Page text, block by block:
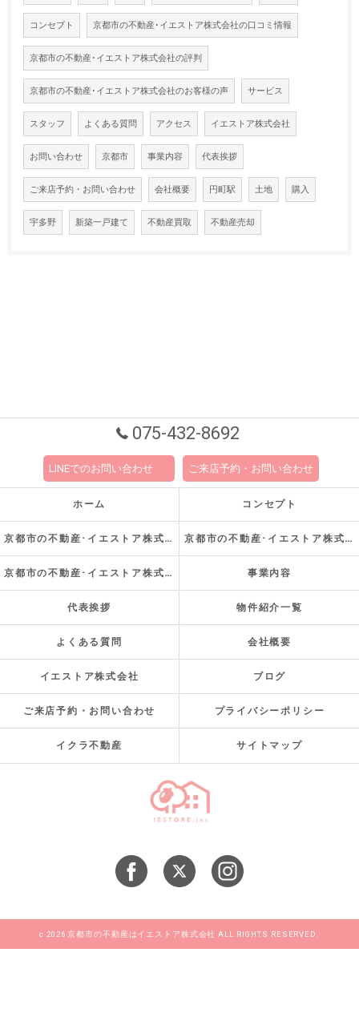
コンセプト 京都市の不動産･イエストア株式会社の口コミ情報
京都市の不動産･イエストア株式会社の評判
京都市の不動産･イエストア株式会社のお客様の声 サービス
スタッフ よくある質問 アクセス イエストア株式会社
お問い合わせ 京都市 事業内容 代表挨拶
ご来店予約・お問い合わせ 会社概要 円町駅 土地 購入
宇多野 新築一戸建て 不動産買取 不動産売却
075-432-8692
LINEでのお問い合わせ ご来店予約・お問い合わせ
ホーム コンセプト
京都市の不動産･イエストア株式会社の口コミ情報 京都市の不動産･イエストア株式会社の評判
京都市の不動産･イエストア株式会社のお客様の声 事業内容
代表挨拶 物件紹介一覧
よくある質問 会社概要
イエストア株式会社 ブログ
ご来店予約・お問い合わせ プライバシーポリシー
イクラ不動産 サイトマップ
c 2026 京都市の不動産はイエストア株式会社 ALL RIGHTS RESERVED.